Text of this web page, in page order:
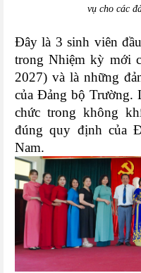
vụ cho các
Đây là 3 sinh viên
trong Nhiệm kỳ mới
2027) và là những
của Đảng bộ Trường.
chức trong không
đúng quy định của
Nam.